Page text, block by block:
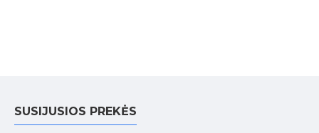
SUSIJUSIOS PREKĖS